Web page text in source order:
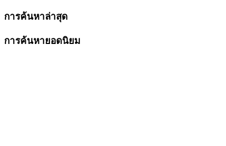
การค้นหาล่าสุด
การค้นหายอดนิยม